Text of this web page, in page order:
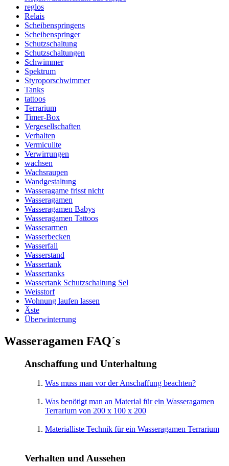
reglos
Relais
Scheibenspringens
Scheibenspringer
Schutzschaltung
Schutzschaltungen
Schwimmer
Spektrum
Styroporschwimmer
Tanks
tattoos
Terrarium
Timer-Box
Vergesellschaften
Verhalten
Vermiculite
Verwirrungen
wachsen
Wachsraupen
Wandgestaltung
Wasseragame frisst nicht
Wasseragamen
Wasseragamen Babys
Wasseragamen Tattoos
Wasserarmen
Wasserbecken
Wasserfall
Wasserstand
Wassertank
Wassertanks
Wassertank Schutzschaltung Sel
Weisstorf
Wohnung laufen lassen
Äste
Überwinterrung
Wasseragamen FAQ´s
Anschaffung und Unterhaltung
Was muss man vor der Anschaffung beachten?
Was benötigt man an Material für ein Wasseragamen
Terrarium von 200 x 100 x 200
Materialliste Technik für ein Wasseragamen Terrarium
Verhalten und Aussehen